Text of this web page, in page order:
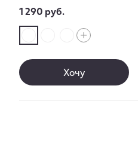
1 290 руб.
Хочу